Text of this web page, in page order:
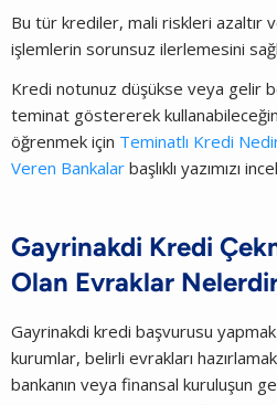
Bu tür krediler, mali riskleri azaltır
işlemlerin sorunsuz ilerlemesini
Kredi notunuz düşükse veya gelir
teminat göstererek
öğrenmek için Teminatlı Kredi
Veren Bankalar başlıklı yazımızı
Gayrinakdi Kredi
Olan Evraklar
Gayrinakdi kredi başvurusu
kurumlar, belirli evrakları
bankanın veya finansal kuruluşun